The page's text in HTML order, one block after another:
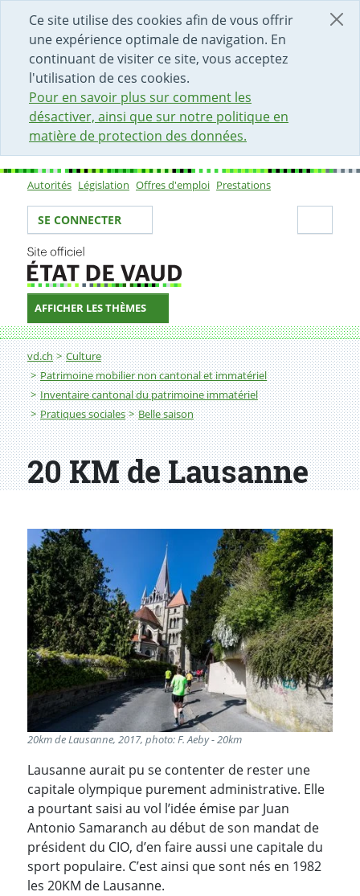
Ce site utilise des cookies afin de vous offrir
une expérience optimale de navigation. En
continuant de visiter ce site, vous acceptez
l'utilisation de ces cookies.
Pour en savoir plus sur comment les
désactiver, ainsi que sur notre politique en
matière de protection des données.
DÉBUT DU CONTENU DE LA PAGE
ACCÈS AU CHAMP DE RECHERCHE
PAGE D'ACCUEIL
FORMULAIRE DE CONTACT
Sous-navigation
Autorités Législation Offres d'emploi Prestations
Votre identité
SE CONNECTER
AFFICHER LES THÈMES
Fil d'Ariane
vd.ch
Culture
Patrimoine mobilier non cantonal et immatériel
Inventaire cantonal du patrimoine immatériel
Pratiques sociales
Belle saison
20 KM de Lausanne
20 KM de Lausanne
20km de Lausanne, 2017, photo: F. Aeby - 20km
Lausanne aurait pu se contenter de rester une
capitale olympique purement administrative. Elle
a pourtant saisi au vol l’idée émise par Juan
Antonio Samaranch au début de son mandat de
président du CIO, d’en faire aussi une capitale du
sport populaire. C’est ainsi que sont nés en 1982
les 20KM de Lausanne.